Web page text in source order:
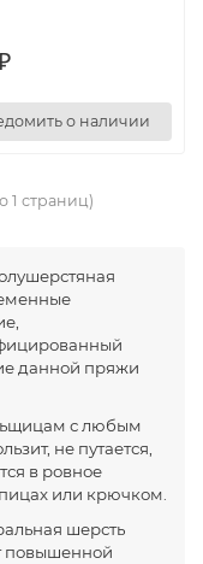
о наличии
1 страниц)
данной пряжи
с любым
не путается,
в ровное
или крючком.
шерсть
повышенной